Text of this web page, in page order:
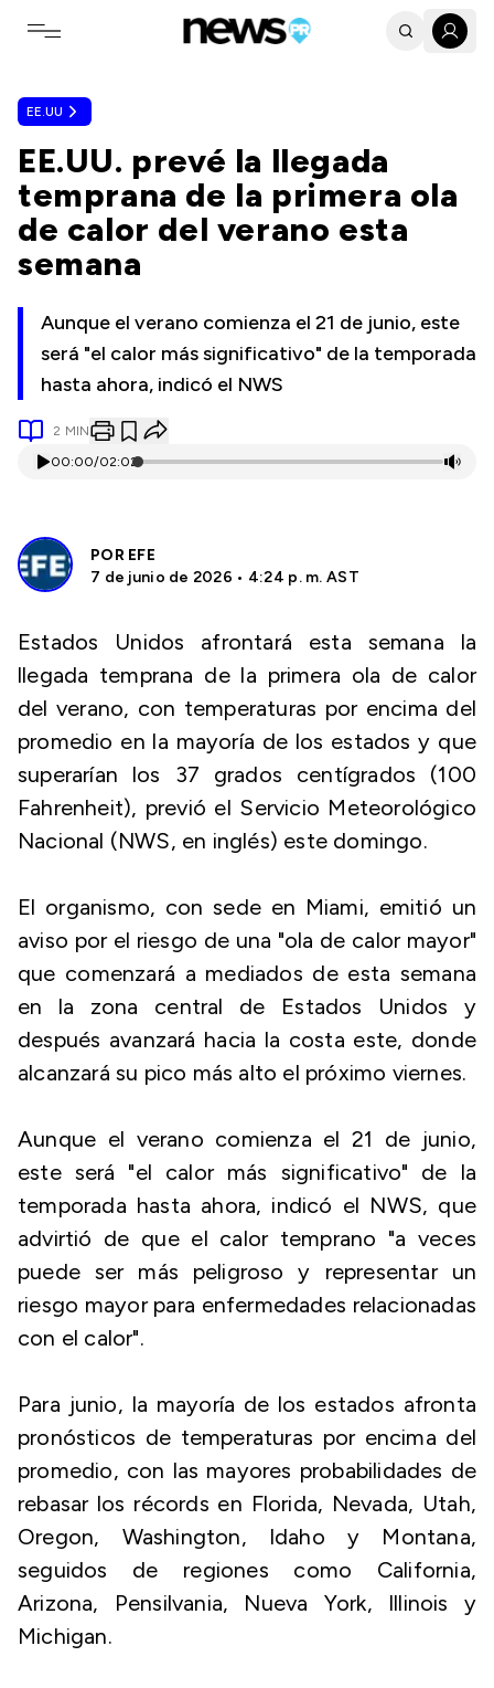
Toggle navigation menu
EE.UU
EE.UU. prevé la llegada
temprana de la primera ola
de calor del verano esta
semana
Aunque el verano comienza el 21 de junio, este
será "el calor más significativo" de la temporada
hasta ahora, indicó el NWS
2 MIN
00:00/02:02
POR EFE
7 de junio de 2026 • 4:24 p. m. AST
Estados Unidos afrontará esta semana la
llegada temprana de la primera ola de calor
del verano, con temperaturas por encima del
promedio en la mayoría de los estados y que
superarían los 37 grados centígrados (100
Fahrenheit), previó el Servicio Meteorológico
Nacional (NWS, en inglés) este domingo.
El organismo, con sede en Miami, emitió un
aviso por el riesgo de una "ola de calor mayor"
que comenzará a mediados de esta semana
en la zona central de Estados Unidos y
después avanzará hacia la costa este, donde
alcanzará su pico más alto el próximo viernes.
Aunque el verano comienza el 21 de junio,
este será "el calor más significativo" de la
temporada hasta ahora, indicó el NWS, que
advirtió de que el calor temprano "a veces
puede ser más peligroso y representar un
riesgo mayor para enfermedades relacionadas
con el calor".
Para junio, la mayoría de los estados afronta
pronósticos de temperaturas por encima del
promedio, con las mayores probabilidades de
rebasar los récords en Florida, Nevada, Utah,
Oregon, Washington, Idaho y Montana,
seguidos de regiones como California,
Arizona, Pensilvania, Nueva York, Illinois y
Michigan.